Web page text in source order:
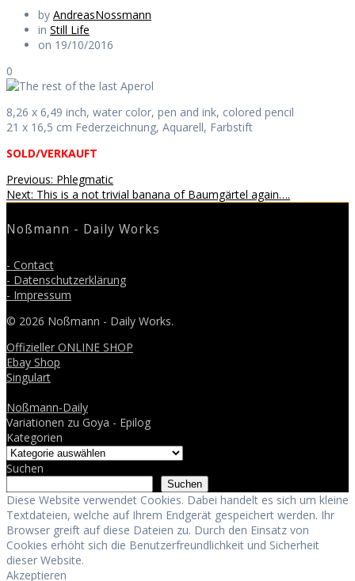
by AndreasNossmann
in Still Life
on 19/10/2016
0
8,26 x 6,49 inch, water color, pen and ink, colored pencil
21 x 16,5 cm Federzeichnung, Aquarell, Farbstift
SOLD/VERKAUFT
Beitragsnavigation
Previous: Previous
post:
Phlegmatic
Next: Next
This is a not trivial banana of Baumgärtel again….
Noßmann - Daily Works
- Contact
- Datenschutzerklärung
- Impressum
© 2026 Noßmann - Daily Works.
Offizieller ONLINE SHOP
Ebay Shop
Singulart
Noßmann-Daily
Variationen zu Goya - Epilog
Kategorien
Suchen
Suchen
Diese Website verwendet Cookies. Dabei handelt es sich um kleine
Textdateien, welche auf Ihrem Endgerät gespeichert werden. Ihr
Browser greift auf diese Dateien zu. Durch den Einsatz von
Cookies erhöht sich die Benutzerfreundlichkeit und Sicherheit
dieser Website.
Akzeptieren